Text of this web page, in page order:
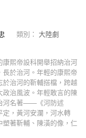
類別： 大陸劇
熙帝設科開舉招納治河
於治河。年輕的康熙帝
治河的靳輔搭檔，跨越
治風波。年輕敢言的陳
河名著——《河防述
，黃河安瀾，河水轉
著靳輔、陳潢的像，仁